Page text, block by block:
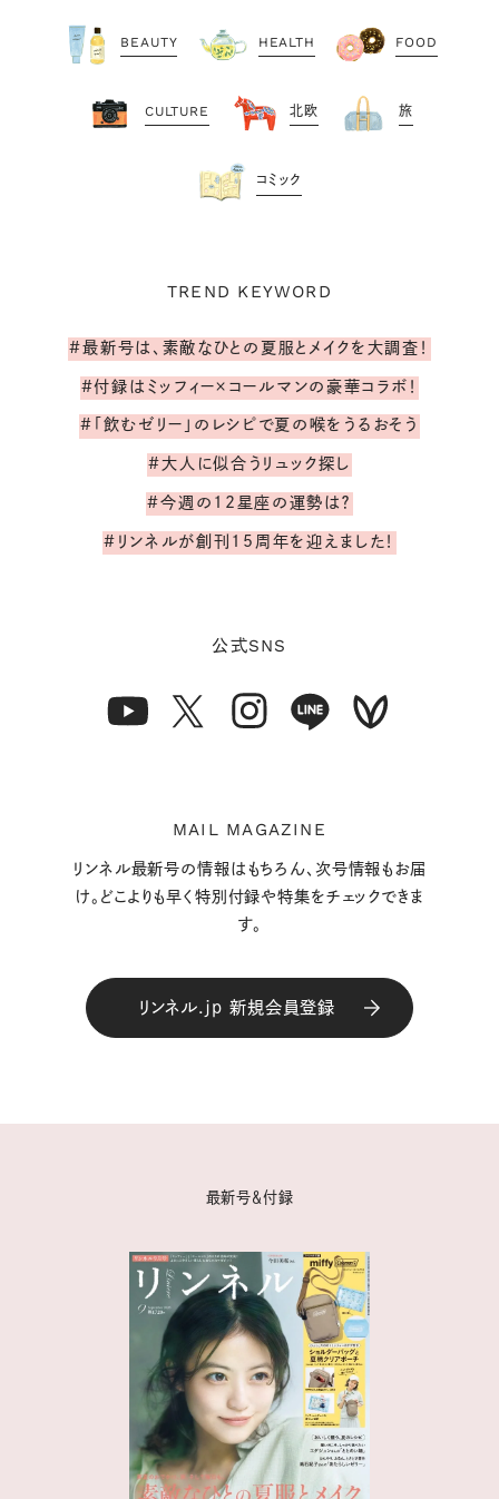
BEAUTY HEALTH FOOD
CULTURE 北欧 旅
コミック
TREND KEYWORD
#最新号は、素敵なひとの夏服とメイクを大調査！
#付録はミッフィー×コールマンの豪華コラボ！
#「飲むゼリー」のレシピで夏の喉をうるおそう
#大人に似合うリュック探し
#今週の12星座の運勢は？
#リンネルが創刊15周年を迎えました！
公式SNS
MAIL MAGAZINE
リンネル最新号の情報はもちろん、次号情報もお届
け。どこよりも早く特別付録や特集をチェックできま
す。
リンネル.jp 新規会員登録
最新号＆付録